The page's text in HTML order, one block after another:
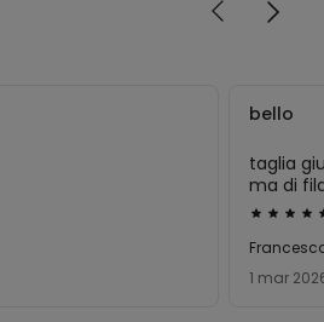
Valutato
5
su
bello
taglia
ma di
1 mar